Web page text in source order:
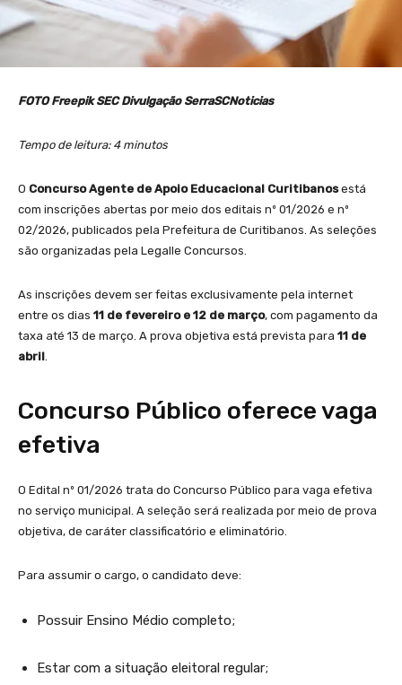
FOTO Freepik SEC Divulgação SerraSCNoticias
Tempo de leitura: 4 minutos
O Concurso Agente de Apoio Educacional Curitibanosestá
com inscrições abertas por meio dos editais nº 01/2026 e nº
02/2026, publicados pela Prefeitura de Curitibanos. As seleções
são organizadas pela Legalle Concursos.
As inscrições devem ser feitas exclusivamente pela internet
entre os dias 11 de fevereiro e 12 de março, com pagamento da
taxa até 13 de março. A prova objetiva está prevista para 11 de
abril.
Concurso Público oferece vaga
efetiva
O Edital nº 01/2026 trata do Concurso Público para vaga efetiva
no serviço municipal. A seleção será realizada por meio de prova
objetiva, de caráter classificatório e eliminatório.
Para assumir o cargo, o candidato deve:
Possuir Ensino Médio completo;
Estar com a situação eleitoral regular;